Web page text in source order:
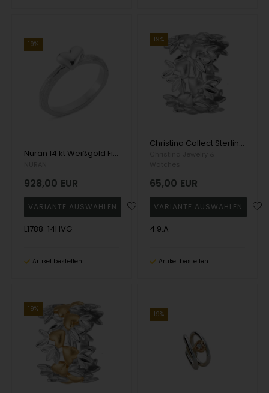
19%
Nuran 14 kt Weißgold Fingerring, aus Nuran Natura Serie mit Herz
928,00 EUR
L1788-14HVG
Artikel bestellen
19%
Christina Collect Sterling Silber My Loving Nature Schöner Silberring mit kleinen Blättern und Herzen, Ringgrößen von 49-61
65,00 EUR
4.9.A
Artikel bestellen
19%
19%